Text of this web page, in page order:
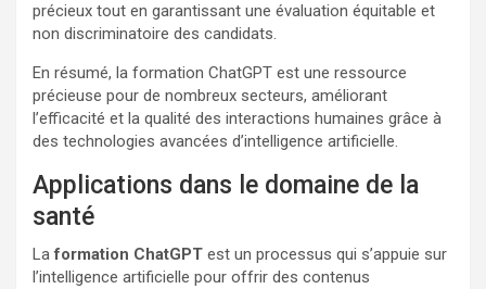
précieux tout en garantissant une évaluation équitable et
non discriminatoire des candidats.
En résumé, la formation ChatGPT est une ressource
précieuse pour de nombreux secteurs, améliorant
l’efficacité et la qualité des interactions humaines grâce à
des technologies avancées d’intelligence artificielle.
Applications dans le domaine de la
santé
Laformation ChatGPT est un processus qui s’appuie sur
l’intelligence artificielle pour offrir des contenus